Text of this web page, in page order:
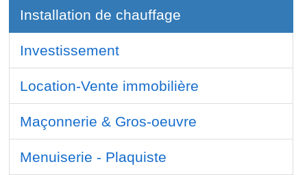
Installation de chauffage
Investissement
Location-Vente immobilière
Maçonnerie & Gros-oeuvre
Menuiserie - Plaquiste